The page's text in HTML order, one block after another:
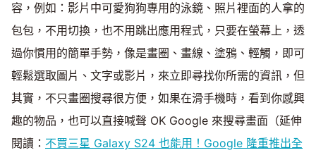
容，例如：影片中可愛狗狗專用的泳鏡、照片裡面的人拿的
包包，不用切換，也不用跳出應用程式，只要在螢幕上，透
過你慣用的簡單手勢，像是畫圈、畫線、塗鴉、輕觸，即可
輕鬆選取圖片、文字或影片，來立即尋找你所需的資訊，但
其實，不只畫圈搜尋很方便，如果在滑手機時，看到你感興
趣的物品，也可以直接喊聲 OK Google 來搜尋畫面（延伸
閱讀： 不買三星 Galaxy S24 也能用！Google 隆重推出全